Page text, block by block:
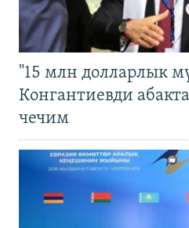
"15 млн долларлык
Конгантиевди
чечим